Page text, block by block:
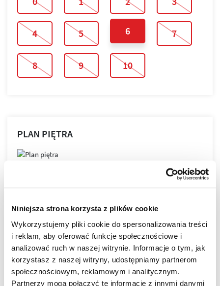
Niniejsza strona korzysta z plików cookie
Wykorzystujemy pliki cookie do spersonalizowania treści
i reklam, aby oferować funkcje społecznościowe i
analizować ruch w naszej witrynie. Informacje o tym, jak
korzystasz z naszej witryny, udostępniamy partnerom
społecznościowym, reklamowym i analitycznym.
Partnerzy mogą połączyć te informacje z innymi danymi
4 5 6 7
8 9 10
PLAN PIĘTRA
LOKALIZACJA
NOVA GRANICZNA powstaje w najbardziej lubianej
części miasta!